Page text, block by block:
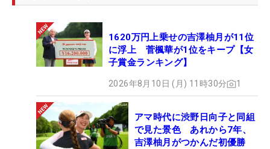
1620万円上乗せの吉澤柚月が11位
に浮上 菅楓華が1位をキープ【女
子賞金ランキング】
2026年8月10日 (月) 11時30分 1
アマ時代に渋野日向子と同組
で見た景色 あれから7年、
吉澤柚月がつかんだ初優勝